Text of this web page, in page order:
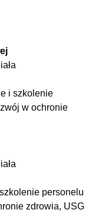
i szkolenie
w ochronie
personelu
zdrowia, USG